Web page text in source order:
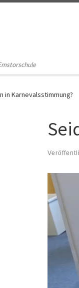
in Karnevalsstimmung?
Video-
Player